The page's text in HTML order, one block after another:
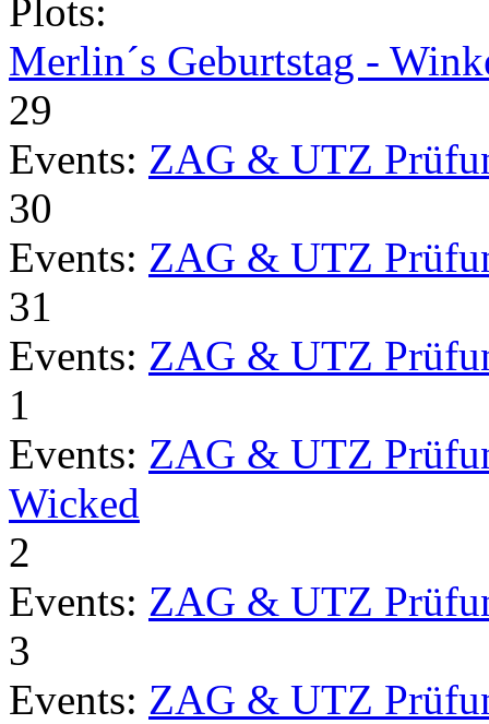
Plots:
Merlin´s Geburtstag -
29
Events: ZAG & UTZ
30
Events: ZAG & UTZ
31
Events: ZAG & UTZ
1
Events: ZAG & UTZ
Wicked
2
Events: ZAG & UTZ
3
Events: ZAG & UTZ